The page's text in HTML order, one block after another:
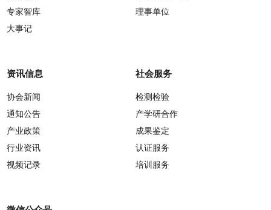
专家智库
大事记
理事单位
资讯信息
协会新闻
通知公告
产业政策
行业资讯
视频记录
社会服务
检测检验
产学研合作
成果鉴定
认证服务
培训服务